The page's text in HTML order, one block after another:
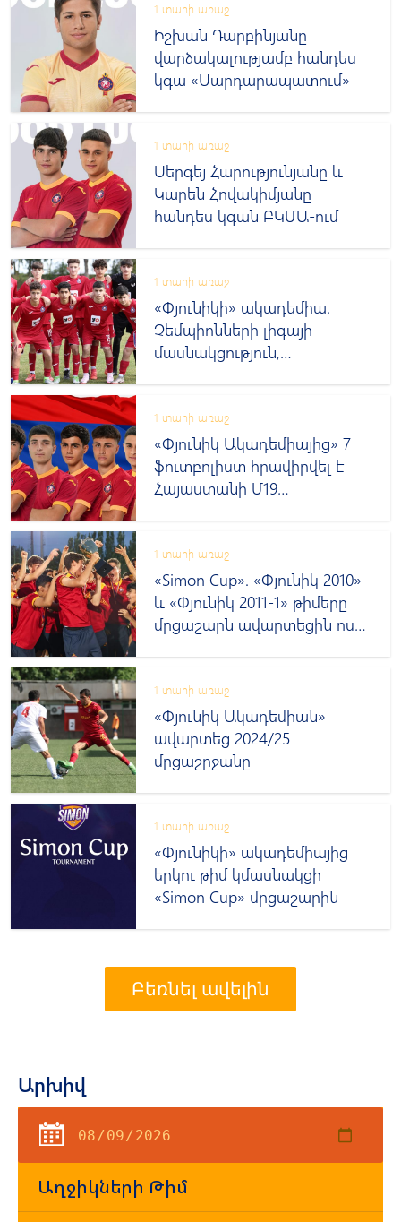
1 տարի առաջ
Իշխան Դարբինյանը
վարձակալությամբ հանդես
կգա «Սարդարապատում»
1 տարի առաջ
Սերգեյ Հարությունյանը և
Կարեն Հովակիմյանը
հանդես կգան ԲԿՄԱ-ում
1 տարի առաջ
«Փյունիկի» ակադեմիա.
Չեմպիոնների լիգայի
մասնակցություն,
մրցաշարեր
1 տարի առաջ
«Փյունիկ Ակադեմիայից» 7
ֆուտբոլիստ հրավիրվել է
Հայաստանի Մ19
1 տարի առաջ
«Simon Cup». «Փյունիկ 2010»
և «Փյունիկ 2011-1» թիմերը
մրցաշարն ավարտեցին ոսկե
1 տարի առաջ
«Փյունիկ Ակադեմիան»
ավարտեց 2024/25
մրցաշրջանը
1 տարի առաջ
«Փյունիկի» ակադեմիայից
երկու թիմ կմասնակցի
«Simon Cup» մրցաշարին
Բեռնել ավելին
Արխիվ
Աղջիկների Թիմ